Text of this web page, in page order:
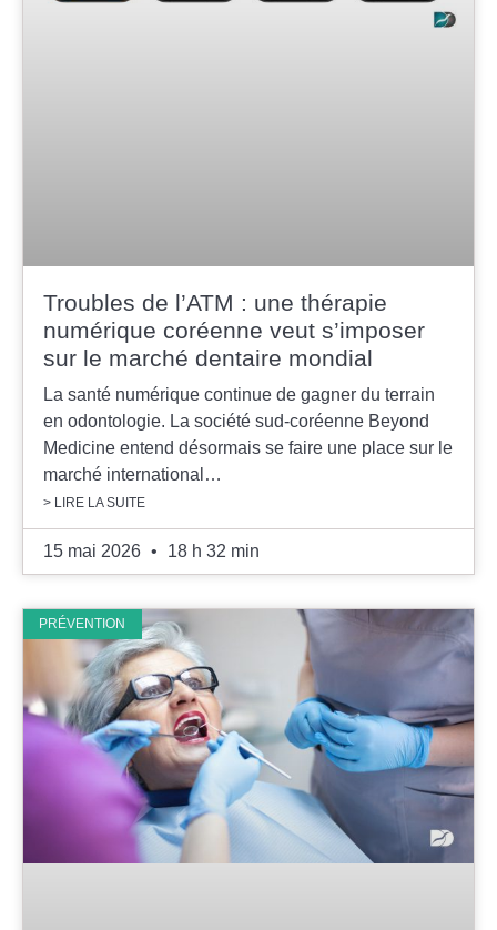
Troubles de l’ATM : une thérapie
numérique coréenne veut s’imposer
sur le marché dentaire mondial
La santé numérique continue de gagner du terrain
en odontologie. La société sud-coréenne Beyond
Medicine entend désormais se faire une place sur le
marché international…
> LIRE LA SUITE
15 mai 2026 18 h 32 min
PRÉVENTION